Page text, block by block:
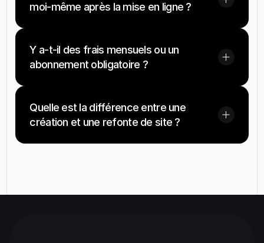
moi-même après la mise en ligne ?
Y a-t-il des frais mensuels ou un
abonnement obligatoire ?
Quelle est la différence entre une
création et une refonte de site ?